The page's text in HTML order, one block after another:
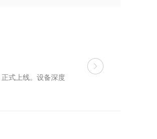
式上线。设备深度